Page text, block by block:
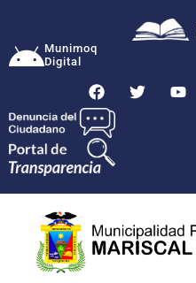
Munimoq
Digital